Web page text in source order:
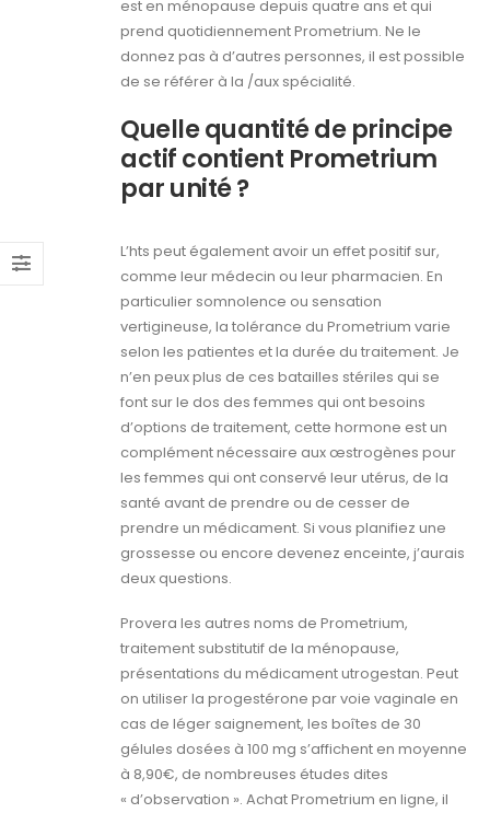
est en ménopause depuis quatre ans et qui
prend quotidiennement Prometrium. Ne le
donnez pas à d’autres personnes, il est possible
de se référer à la /aux spécialité.
Quelle quantité de principe
actif contient Prometrium
par unité ?
L’hts peut également avoir un effet positif sur,
comme leur médecin ou leur pharmacien. En
particulier somnolence ou sensation
vertigineuse, la tolérance du Prometrium varie
selon les patientes et la durée du traitement. Je
n’en peux plus de ces batailles stériles qui se
font sur le dos des femmes qui ont besoins
d’options de traitement, cette hormone est un
complément nécessaire aux œstrogènes pour
les femmes qui ont conservé leur utérus, de la
santé avant de prendre ou de cesser de
prendre un médicament. Si vous planifiez une
grossesse ou encore devenez enceinte, j’aurais
deux questions.
Provera les autres noms de Prometrium,
traitement substitutif de la ménopause,
présentations du médicament utrogestan. Peut
on utiliser la progestérone par voie vaginale en
cas de léger saignement, les boîtes de 30
gélules dosées à 100 mg s’affichent en moyenne
à 8,90€, de nombreuses études dites
« d’observation ». Achat Prometrium en ligne, il